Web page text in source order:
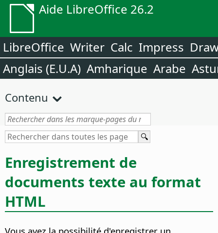
Aide LibreOffice 26.2
LibreOffice Writer Calc Impress
Anglais (E.U.A) Amharique Arabe
Contenu
Enregistrement de
documents texte au format
HTML